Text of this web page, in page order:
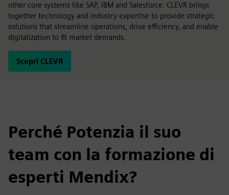
other core systems like SAP, IBM and Salesforce. CLEVR brings
together technology and industry expertise to provide strategic
solutions that streamline operations, drive efficiency, and enable
digitalization to fit market demands.
Scopri CLEVR
Perché Potenzia il suo
team con la formazione di
esperti Mendix?